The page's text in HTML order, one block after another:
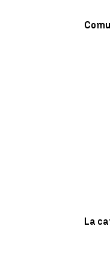
La